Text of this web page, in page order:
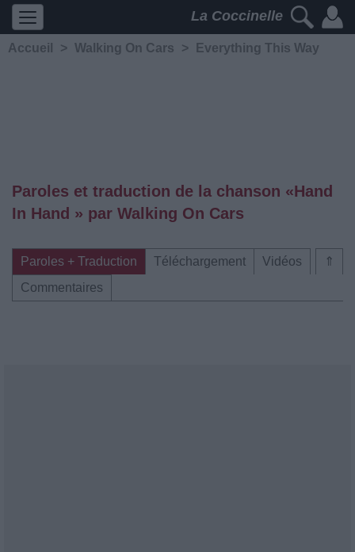
La Coccinelle
Accueil > Walking On Cars > Everything This Way
Paroles et traduction de la chanson «Hand
In Hand » par Walking On Cars
⇑
Paroles + Traduction Téléchargement
Vidéos
Commentaires